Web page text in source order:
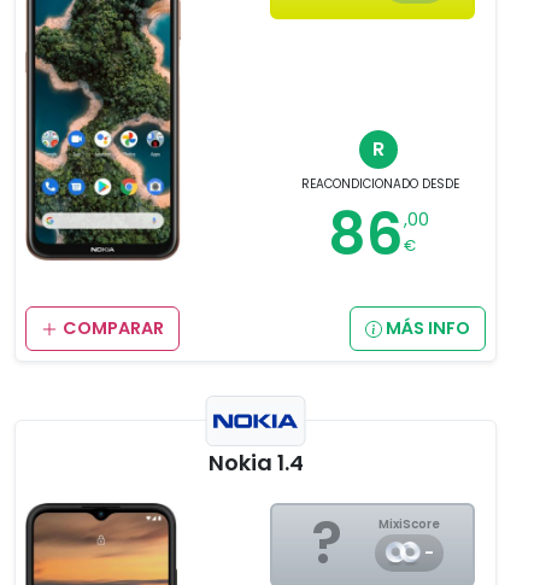
R
REACONDICIONADO DESDE
86,00
€
COMPARAR MÁS INFO
Nokia 1.4
? MixiScore
-